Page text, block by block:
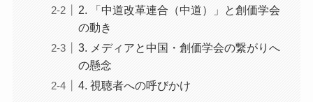
2. 「中道改革連合（中道）」と創価学会
の動き
3. メディアと中国・創価学会の繋がりへ
の懸念
4. 視聴者への呼びかけ